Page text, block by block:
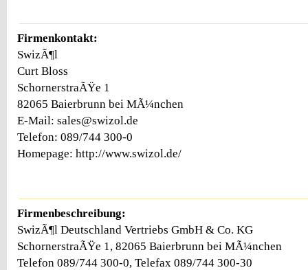
Firmenkontakt:
SwizÃ¶l
Curt Bloss
SchornerstraÃŸe 1
82065 Baierbrunn bei MÃ¼nchen
E-Mail: sales@swizol.de
Telefon: 089/744 300-0
Homepage: http://www.swizol.de/
Firmenbeschreibung:
SwizÃ¶l Deutschland Vertriebs GmbH & Co. KG
SchornerstraÃŸe 1, 82065 Baierbrunn bei MÃ¼nchen
Telefon 089/744 300-0, Telefax 089/744 300-30